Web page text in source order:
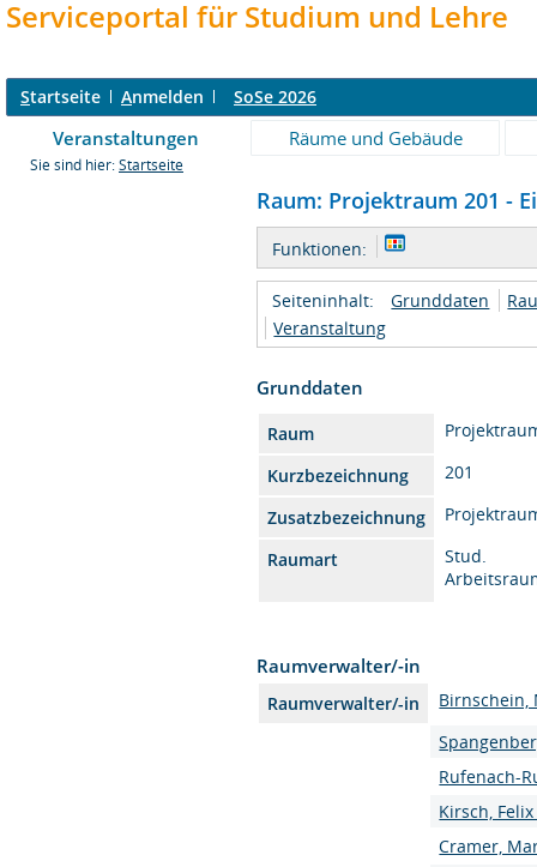
Serviceportal für Studium und Lehre
Startseite Anmelden SoSe 2026
Veranstaltungen Räume und Gebäude
Sie sind hier: Startseite
Raum: Projektraum 201 -
Funktionen:
Seiteninhalt: Grunddaten
Veranstaltung
Grunddaten
Raum
Kurzbezeichnung
201
Zusatzbezeichnung
Raumart
Stud.
Raumverwalter/-in
Raumverwalter/-in
Birnschein,
Rufenach-
Kirsch,
Cramer,